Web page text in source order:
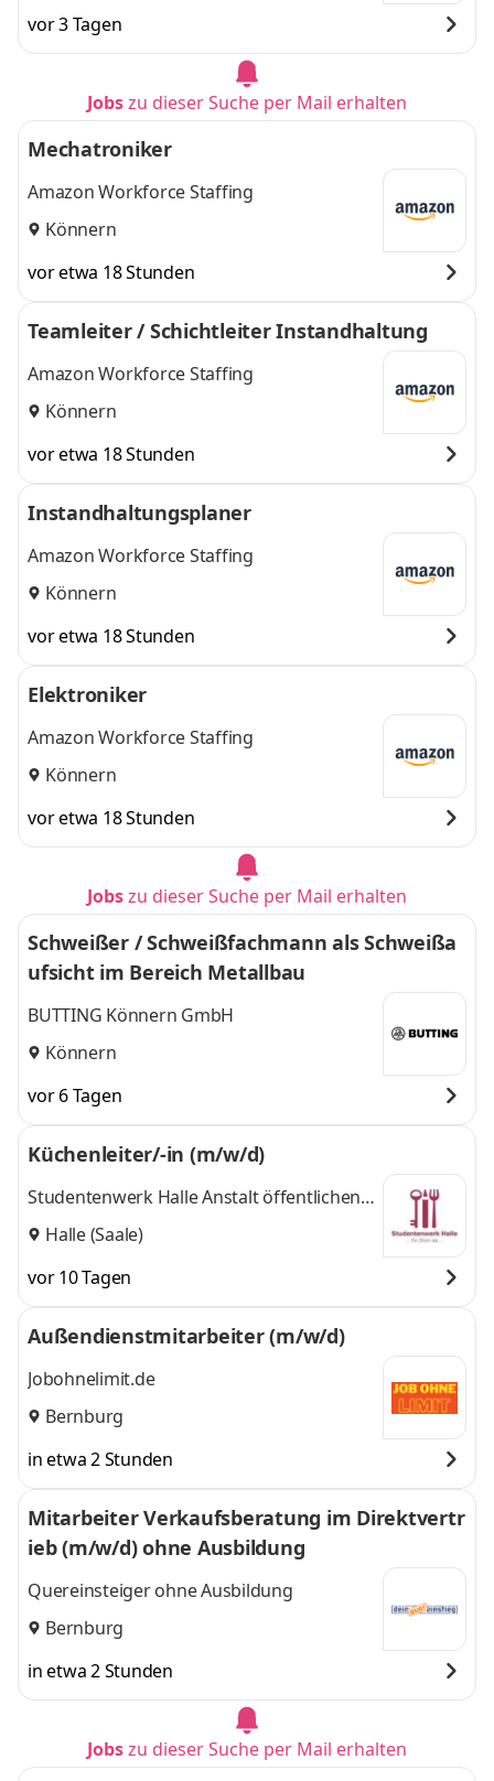
vor 3 Tagen
Jobszu dieser Suche per Mail erhalten
Mechatroniker
Amazon Workforce Staffing
Könnern
vor etwa 18 Stunden
Teamleiter / Schichtleiter Instandhaltung
Amazon Workforce Staffing
Könnern
vor etwa 18 Stunden
Instandhaltungsplaner
Amazon Workforce Staffing
Könnern
vor etwa 18 Stunden
Elektroniker
Amazon Workforce Staffing
Könnern
vor etwa 18 Stunden
Jobszu dieser Suche per Mail erhalten
Schweißer / Schweißfachmann als Schweißa
ufsicht im Bereich Metallbau
BUTTING Könnern GmbH
Könnern
vor 6 Tagen
Küchenleiter/-in (m/w/d)
Studentenwerk Halle Anstalt öffentlichen
Rechts
Halle (Saale)
vor 10 Tagen
Außendienstmitarbeiter (m/w/d)
Jobohnelimit.de
Bernburg
in etwa 2 Stunden
Mitarbeiter Verkaufsberatung im Direktvertr
ieb (m/w/d) ohne Ausbildung
Quereinsteiger ohne Ausbildung
Bernburg
in etwa 2 Stunden
Jobszu dieser Suche per Mail erhalten